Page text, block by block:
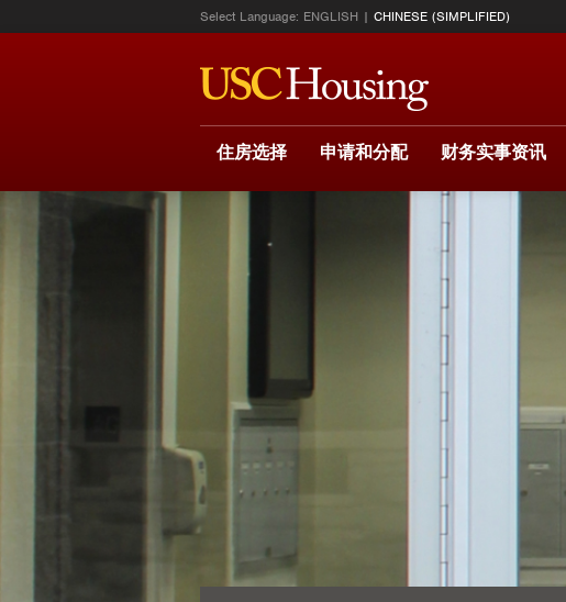
Select Language: ENGLISH CHINESE (SIMPLIFIED)
住房选择 申请和分配 财务实事资讯